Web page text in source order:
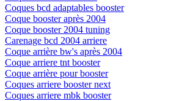
Coques bcd adaptables booster
Coque booster après 2004
Coque booster 2004 tuning
Carenage bcd 2004 arriere
Coque arrière bw's après 2004
Coque arriere tnt booster
Coque arrière pour booster
Coques arriere booster next
Coques arriere mbk booster